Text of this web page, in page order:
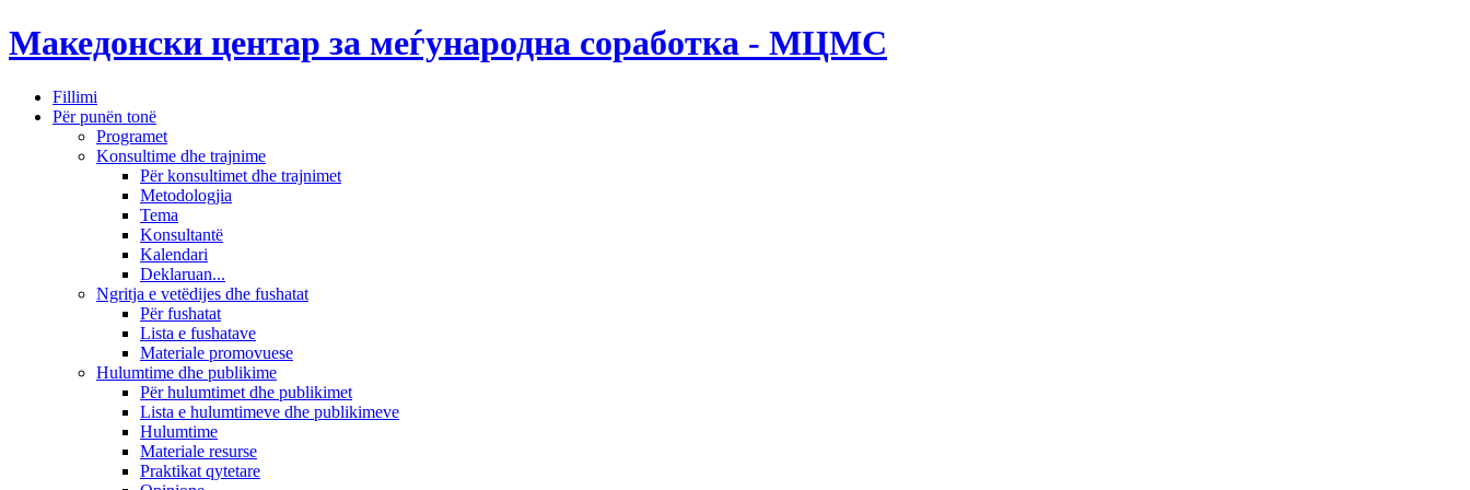
Македонски центар за меѓународна соработка - МЦМС
Fillimi
Për punën tonë
Programet
Konsultime dhe trajnime
Për konsultimet dhe trajnimet
Metodologjia
Tema
Konsultantë
Kalendari
Deklaruan...
Ngritja e vetëdijes dhe fushatat
Për fushatat
Lista e fushatave
Materiale promovuese
Hulumtime dhe publikime
Për hulumtimet dhe publikimet
Lista e hulumtimeve dhe publikimeve
Hulumtime
Materiale resurse
Praktikat qytetare